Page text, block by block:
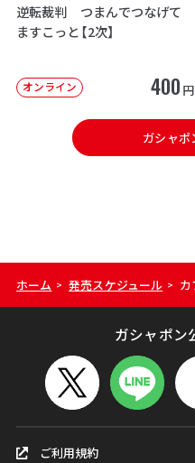
逆転裁判 つまんでつなげて
ますこっと【2次】
オンライン 400 円
ガシャポ
ホーム > 発売スケジュール >
ガシャポン
ご利用規約